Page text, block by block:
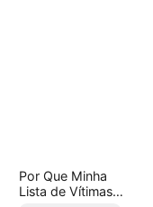
Por Que Minha
Lista de Vítimas